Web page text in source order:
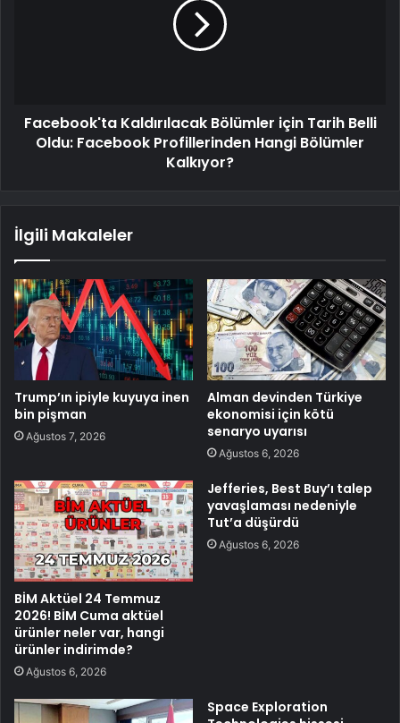
Facebook'ta Kaldırılacak Bölümler için Tarih Belli
Oldu: Facebook Profillerinden Hangi Bölümler
Kalkıyor?
İlgili Makaleler
Trump’ın ipiyle kuyuya inen
bin pişman
Ağustos 7, 2026
Alman devinden Türkiye
ekonomisi için kötü
senaryo uyarısı
Ağustos 6, 2026
BİM Aktüel 24 Temmuz
2026! BİM Cuma aktüel
ürünler neler var, hangi
ürünler indirimde?
Ağustos 6, 2026
Jefferies, Best Buy’ı talep
yavaşlaması nedeniyle
Tut’a düşürdü
Ağustos 6, 2026
Space Exploration